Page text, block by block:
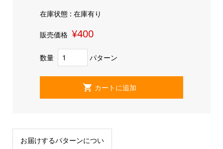
在庫状態 : 在庫有り
販売価格 ¥400
数量 パターン
お届けするパターンについ